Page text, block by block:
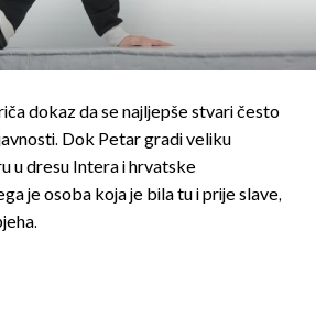
dokaz da se najljepše stvari često
Dok Petar gradi veliku
u dresu Intera i hrvatske
je osoba koja je bila tu i prije slave,